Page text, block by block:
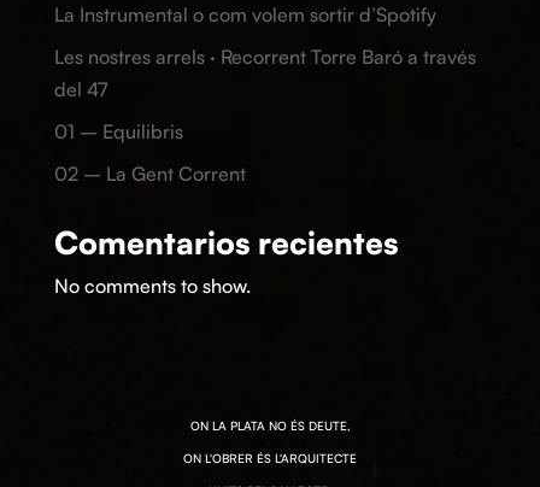
La Instrumental o com volem sortir d’Spotify
Les nostres arrels · Recorrent Torre Baró a través
del 47
01 – Equilibris
02 – La Gent Corrent
Comentarios recientes
No comments to show.
ON LA PLATA NO ÉS DEUTE,
ON L'OBRER ÉS L'ARQUITECTE